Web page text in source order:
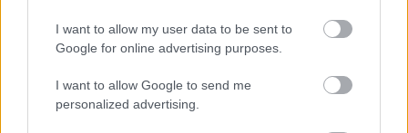
I want to allow my user data to be sent to
Google for online advertising purposes.
I want to allow Google to send me
personalized advertising.